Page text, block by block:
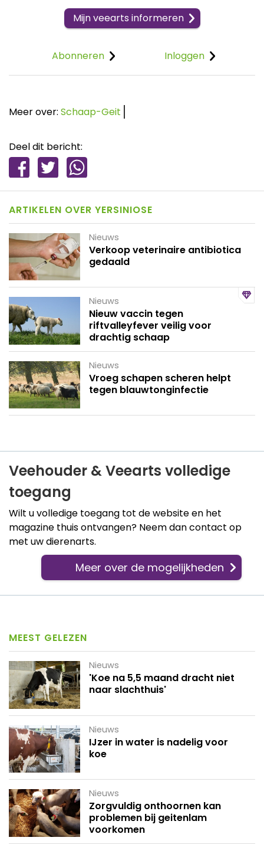
Mijn veearts informeren
Abonneren Inloggen
Meer over: Schaap-Geit
Deel dit bericht:
ARTIKELEN OVER YERSINIOSE
Nieuws
Verkoop veterinaire antibiotica
gedaald
Nieuws
Nieuw vaccin tegen
riftvalleyfever veilig voor
drachtig schaap
Nieuws
Vroeg schapen scheren helpt
tegen blauwtonginfectie
Veehouder & Veearts volledige
toegang
Wilt u volledige toegang tot de website en het
magazine thuis ontvangen? Neem dan contact op
met uw dierenarts.
Meer over de mogelijkheden
MEEST GELEZEN
Nieuws
'Koe na 5,5 maand dracht niet
naar slachthuis'
Nieuws
IJzer in water is nadelig voor
koe
Nieuws
Zorgvuldig onthoornen kan
problemen bij geitenlam
voorkomen